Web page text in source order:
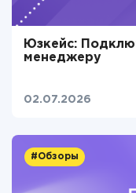
Юзкейс:
менеджеру
02.07.2026
#Обзоры